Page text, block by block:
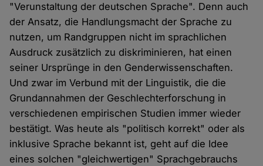
"Verunstaltung der deutschen Sprache". Denn auch
der Ansatz, die Handlungsmacht der Sprache zu
nutzen, um Randgruppen nicht im sprachlichen
Ausdruck zusätzlich zu diskriminieren, hat einen
seiner Ursprünge in den Genderwissenschaften.
Und zwar im Verbund mit der Linguistik, die die
Grundannahmen der Geschlechterforschung in
verschiedenen empirischen Studien immer wieder
bestätigt. Was heute als "politisch korrekt" oder als
inklusive Sprache bekannt ist, geht auf die Idee
eines solchen "gleichwertigen" Sprachgebrauchs